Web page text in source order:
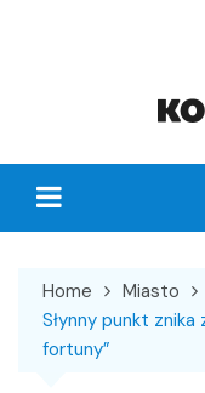
Home
Miasto
Słynny punkt znika
fortuny”